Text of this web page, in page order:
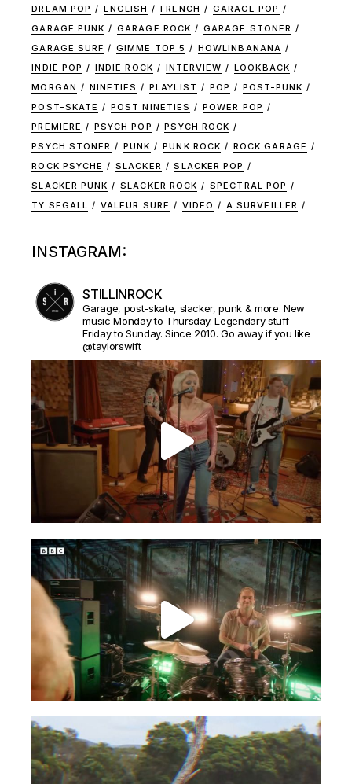
DREAM POP ENGLISH FRENCH
GARAGE POP
GARAGE PUNK
GARAGE ROCK
GARAGE STONER
GARAGE SURF
GIMME TOP 5
HOWLINBANANA
INDIE POP
INDIE ROCK INTERVIEW
LOOKBACK
MORGAN
NINETIES PLAYLIST POP
POST-PUNK
POST-SKATE
POST NINETIES
POWER POP
PREMIERE
PSYCH POP
PSYCH ROCK
PSYCH STONER
PUNK PUNK ROCK
ROCK GARAGE
ROCK PSYCHE
SLACKER
SLACKER POP
SLACKER PUNK
SLACKER ROCK
SPECTRAL POP
TY SEGALL
VALEUR SURE VIDEO À SURVEILLER
INSTAGRAM:
STILLINROCK
Garage, post-skate, slacker, punk & more. New
music Monday to Thursday. Legendary stuff
Friday to Sunday. Since 2010. Go away if you like
@taylorswift